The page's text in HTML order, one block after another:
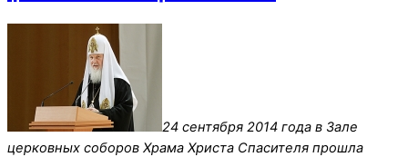
24 сентября 2014 года в Зале
церковных соборов Храма Христа Спасителя прошла